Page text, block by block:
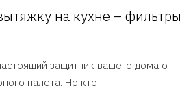
на кухне – фильтры
защитник вашего дома от
налета. Но кто ...